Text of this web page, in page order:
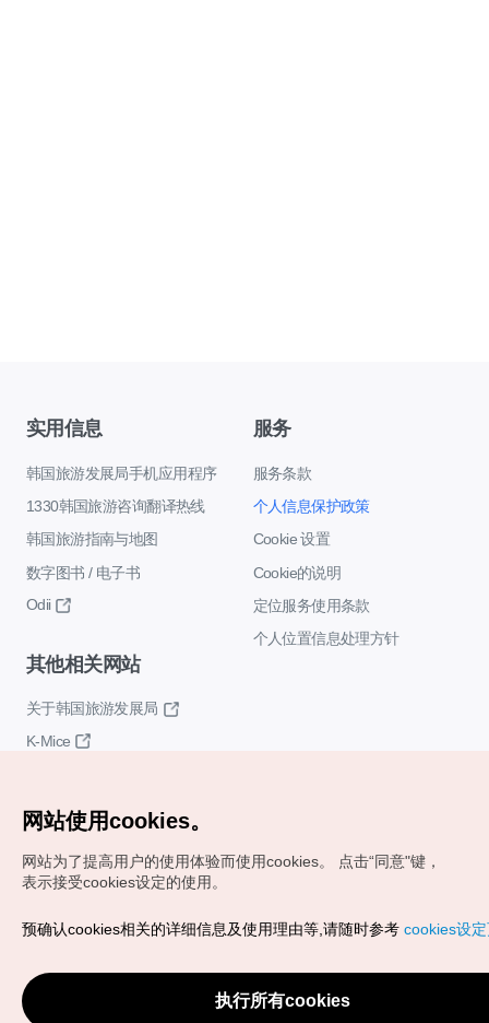
实用信息
韩国旅游发展局手机应用程序
1330韩国旅游咨询翻译热线
韩国旅游指南与地图
数字图书 / 电子书
Odii
服务
服务条款
个人信息保护政策
Cookie 设置
Cookie的说明
定位服务使用条款
个人位置信息处理方针
其他相关网站
关于韩国旅游发展局
K-Mice
Copyrights (c) 韩国旅游发展局版权所有
VISITKOREA官方邮箱
chnsim@knto.or.kr
网站使用cookies。
网站为了提高用户的使用体验而使用cookies。
点击“同意"键，
表示接受cookies设定的使用。
预确认cookies相关的详细信息及使用理由等,请随时参考 cookies设
执行所有cookies